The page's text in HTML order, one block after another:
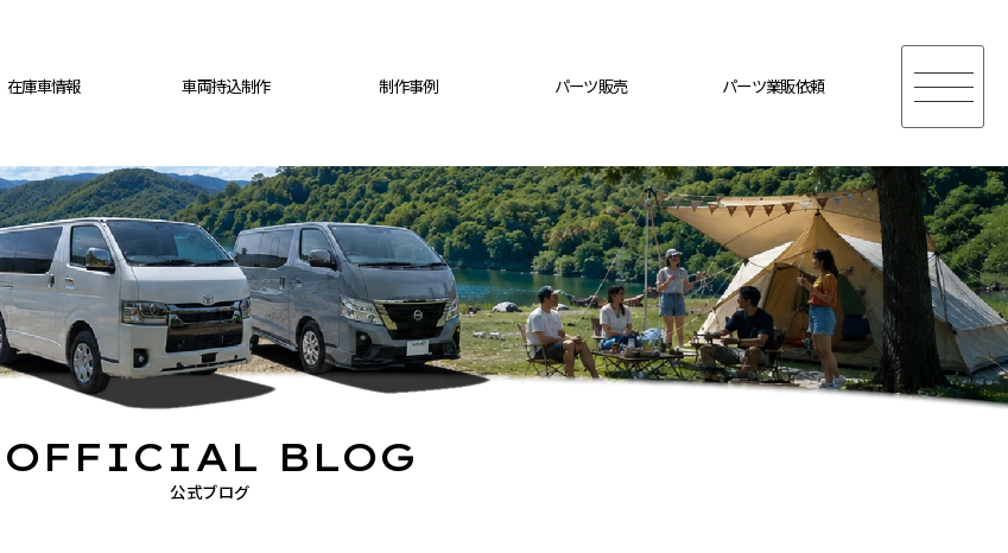
在庫車情報 車両持込制作 制作事例 パーツ販売 パーツ業販依頼
公式ブログ
OFFICIAL BLOG